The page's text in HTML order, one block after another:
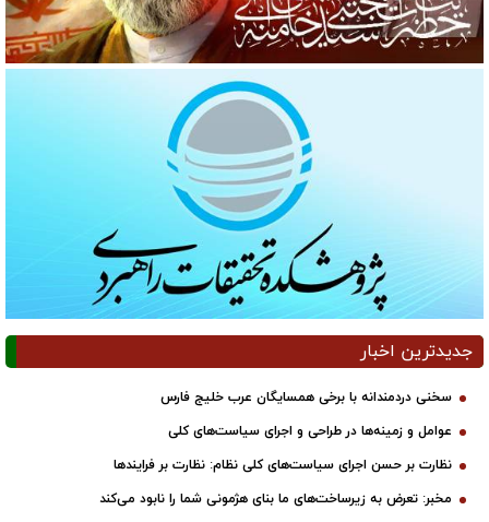
جدیدترین اخبار
سخنی دردمندانه با برخی همسایگان عرب خلیج فارس
عوامل و زمینه‌ها در طراحی و اجرای سیاست‌های کلی
نظارت بر حسن اجرای سیاست‌های کلی نظام: نظارت بر فرایندها
مخبر: تعرض به زیرساخت‌های ما بنای هژمونی شما را نابود می‌کند